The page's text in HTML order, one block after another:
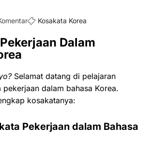
Kosakata Korea
Dalam
Selamat datang di pelajaran
dalam bahasa Korea.
kosakatanya:
Pekerjaan dalam Bahasa